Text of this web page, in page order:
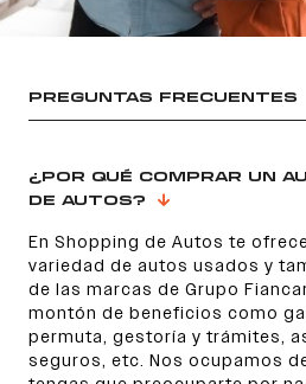
PREGUNTAS FRECUENTES
¿POR QUÉ COMPRAR UN
DE AUTOS?
En Shopping de Autos te
variedad de autos usados y
de las marcas de Grupo
montón de beneficios como
permuta, gestoría y trámites,
seguros, etc. Nos ocupamos